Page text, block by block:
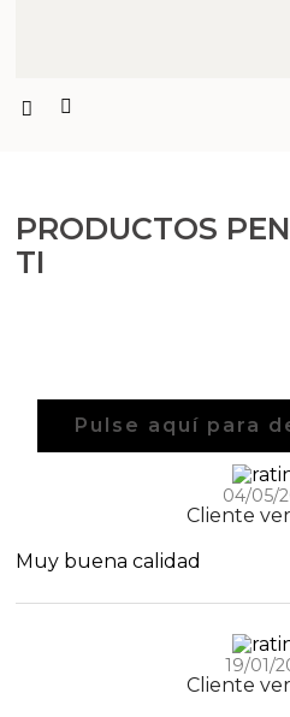
PRODUCTOS
TI
Pulse aquí para
04/05/
Cliente
Muy buena calidad
19/01/
Cliente